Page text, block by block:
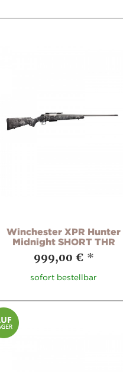
Winchester XPR Hunter
Midnight SHORT THR
999,00 € *
sofort bestellbar